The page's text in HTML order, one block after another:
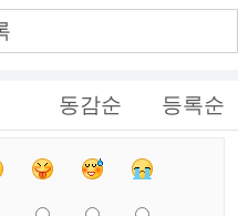
동감순 등록순